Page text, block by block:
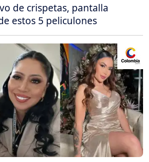
de crispetas, pantalla
estos 5 peliculones